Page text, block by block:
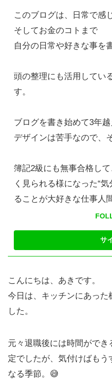
このブログは、日常で感
そしてお金のコトまで
自分の日常や好きな事を
頭の整理にも活用してい
す。
ブログを書き始めて3年越
デザインは苦手なので、
簿記2級にも無事合格し
く見られる様になった“
ることが大好きな仕事人
こんにちは、あきです。
今日は、キッチンにあった
した。
元々退職後には時間がで
定でしたが、気付けばも
なる季節。😅